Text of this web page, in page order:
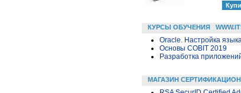
КУРСЫ ОБУЧЕНИЯ
Oracle. Настройка
Основы COBIT 2019
Разработка
МАГАЗИН